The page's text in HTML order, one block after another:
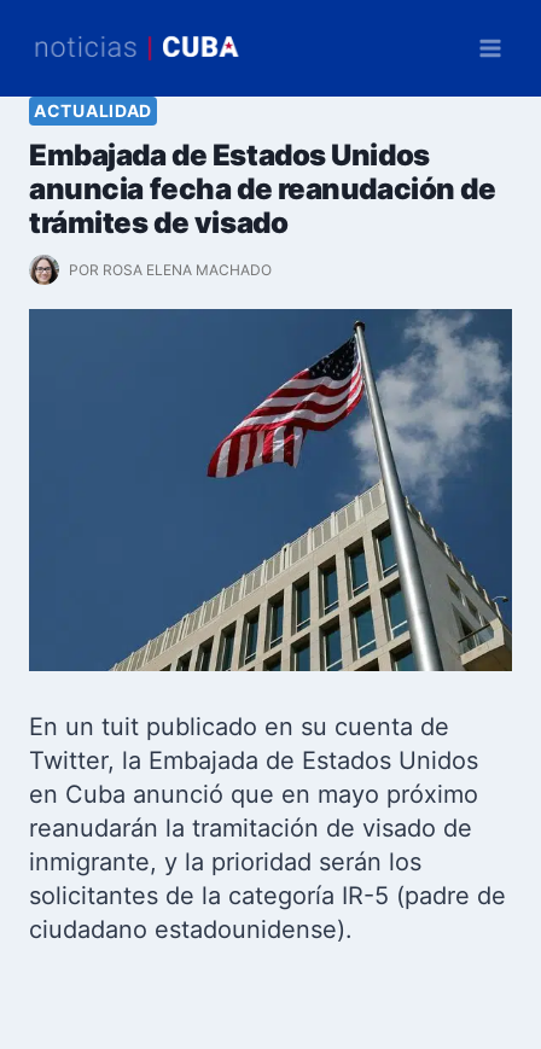
ACTUALIDAD
Embajada de Estados Unidos
anuncia fecha de reanudación de
trámites de visado
POR ROSA ELENA MACHADO
En un tuit publicado en su cuenta de
Twitter, la Embajada de Estados Unidos
en Cuba anunció que en mayo próximo
reanudarán la tramitación de visado de
inmigrante, y la prioridad serán los
solicitantes de la categoría IR-5 (padre de
ciudadano estadounidense).